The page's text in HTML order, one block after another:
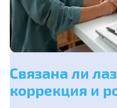
Связана ли
коррекция и